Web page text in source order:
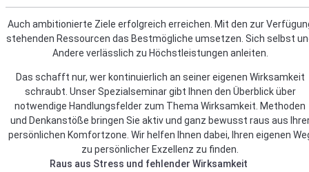
Auch ambitionierte Ziele erfolgreich erreichen. Mit den zur
stehenden Ressourcen das Bestmögliche umsetzen. Sich selbst
Andere verlässlich zu Höchstleistungen anleiten.
Das schafft nur, wer kontinuierlich an seiner eigenen Wirksamkeit
schraubt. Unser Spezialseminar gibt Ihnen den Überblick über
notwendige Handlungsfelder zum Thema Wirksamkeit. Methoden
und Denkanstöße bringen Sie aktiv und ganz bewusst raus aus
persönlichen Komfortzone. Wir helfen Ihnen dabei, Ihren eigenen
zu persönlicher Exzellenz zu finden.
Raus aus Stress und fehlender Wirksamkeit